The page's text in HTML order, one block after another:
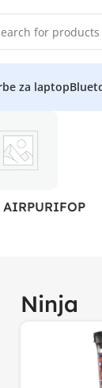
za laptop
AIRPURIFOP
Ninja